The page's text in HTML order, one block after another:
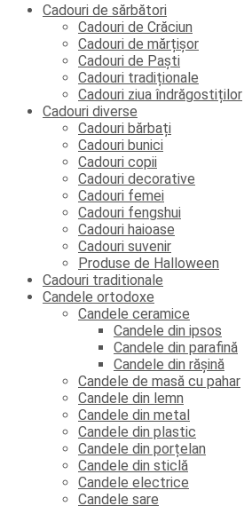
Cadouri de sărbători
Cadouri de Crăciun
Cadouri de mărțișor
Cadouri de Paști
Cadouri tradiționale
Cadouri ziua îndrăgostiților
Cadouri diverse
Cadouri bărbați
Cadouri bunici
Cadouri copii
Cadouri decorative
Cadouri femei
Cadouri fengshui
Cadouri haioase
Cadouri suvenir
Produse de Halloween
Cadouri traditionale
Candele ortodoxe
Candele ceramice
Candele din ipsos
Candele din parafină
Candele din rășină
Candele de masă cu pahar
Candele din lemn
Candele din metal
Candele din plastic
Candele din porțelan
Candele din sticlă
Candele electrice
Candele sare